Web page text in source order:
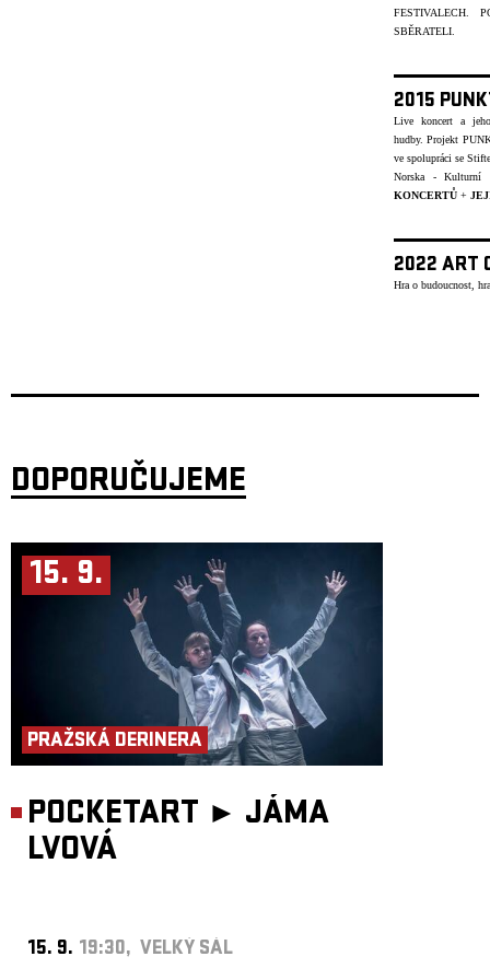
FESTIVALECH.
SBĚRATELI.
2015
Live koncert a
hudby.Projekt
ve spolupráci se
Norska - Kulturní
KONCERTŮ +
2022 ART
Hra o budoucnost,
DOPORUČUJEME
15. 9.
PRAŽSKÁ DERINERA
POCKETART ► JÁMA
LVOVÁ
15. 9. 19:30, VELKÝ SÁL